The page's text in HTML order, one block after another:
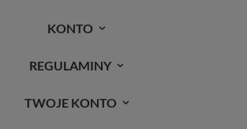
KONTO
REGULAMINY
TWOJE KONTO